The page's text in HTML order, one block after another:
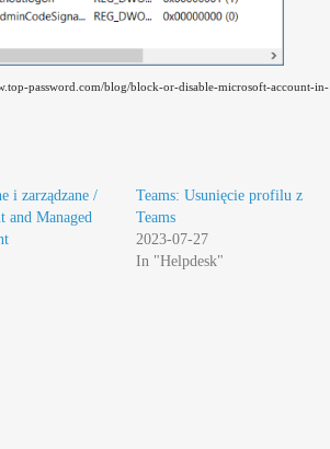
password.com/blog/block-or-disable-microsoft-account-in-
i zarządzane /
and Managed
Teams: Usunięcie profilu z
Teams
2023-07-27
In "Helpdesk"